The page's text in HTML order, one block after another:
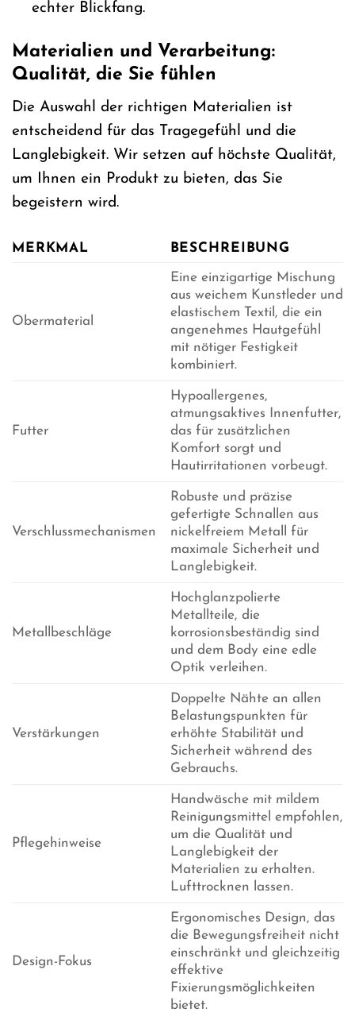
echter Blickfang.
Materialien und Verarbeitung:
Qualität, die Sie fühlen
Die Auswahl der richtigen Materialien ist
entscheidend für das Tragegefühl und die
Langlebigkeit. Wir setzen auf höchste Qualität,
um Ihnen ein Produkt zu bieten, das Sie
begeistern wird.
MERKMAL BESCHREIBUNG
Obermaterial
Eine einzigartige Mischung
aus weichem Kunstleder und
elastischem Textil, die ein
angenehmes Hautgefühl
mit nötiger Festigkeit
kombiniert.
Futter
Hypoallergenes,
atmungsaktives Innenfutter,
das für zusätzlichen
Komfort sorgt und
Hautirritationen vorbeugt.
Verschlussmechanismen
Robuste und präzise
gefertigte Schnallen aus
nickelfreiem Metall für
maximale Sicherheit und
Langlebigkeit.
Metallbeschläge
Hochglanzpolierte
Metallteile, die
korrosionsbeständig sind
und dem Body eine edle
Optik verleihen.
Verstärkungen
Doppelte Nähte an allen
Belastungspunkten für
erhöhte Stabilität und
Sicherheit während des
Gebrauchs.
Pflegehinweise
Handwäsche mit mildem
Reinigungsmittel empfohlen,
um die Qualität und
Langlebigkeit der
Materialien zu erhalten.
Lufttrocknen lassen.
Design-Fokus
Ergonomisches Design, das
die Bewegungsfreiheit nicht
einschränkt und gleichzeitig
effektive
Fixierungsmöglichkeiten
bietet.